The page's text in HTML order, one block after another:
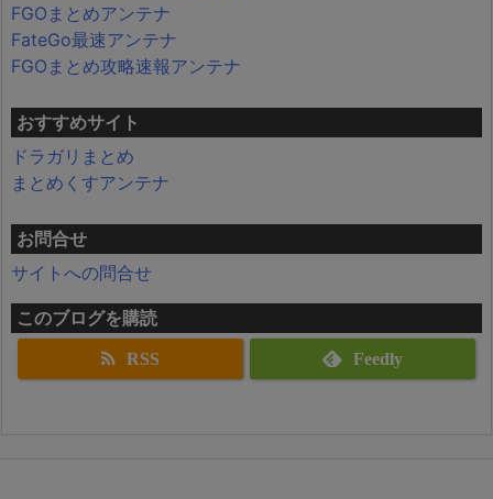
FGOまとめアンテナ
FateGo最速アンテナ
FGOまとめ攻略速報アンテナ
おすすめサイト
ドラガリまとめ
まとめくすアンテナ
お問合せ
サイトへの問合せ
このブログを購読
RSS Feedly